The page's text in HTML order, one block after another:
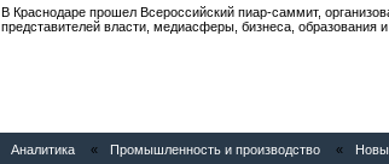
В Краснодаре прошел Всероссийский пиар-саммит,
представителей власти, медиасферы, бизнеса, образования
Аналитика « Промышленность и производство «